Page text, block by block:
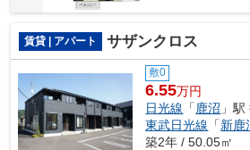
賃貸 | アパート サザンクロス
敷0
6.55万円
日光線 「 鹿沼 」
東武日光線 「新鹿
築2年 / 50.05㎡